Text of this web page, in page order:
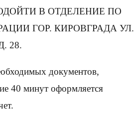
В ОТДЕЛЕНИЕ ПО
ГОР. КИРОВГРАДА УЛ.
28.
документов,
40 минут оформляется